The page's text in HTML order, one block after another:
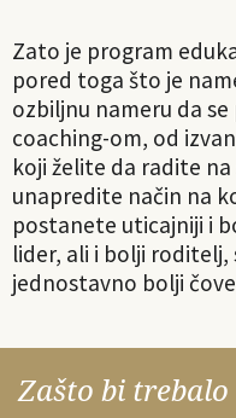
Zato je program
pored toga što je
ozbiljnu nameru da
coaching-om, od
koji želite da radite
unapredite način na
postanete uticajniji i
lider, ali i bolji
jednostavno bolji
Zašto bi trebalo